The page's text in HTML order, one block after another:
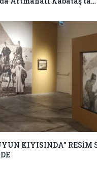
KIYISINDA” RESİM